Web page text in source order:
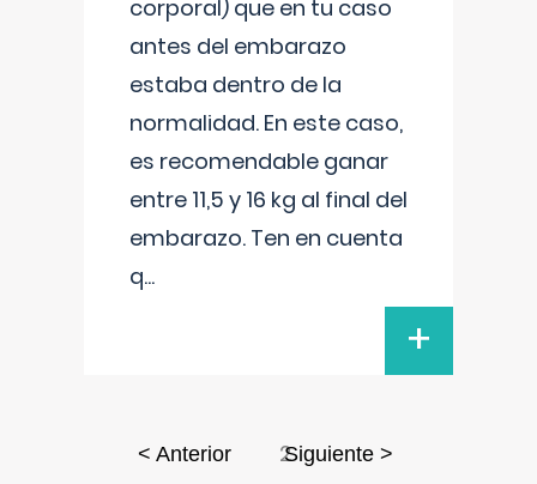
corporal) que en tu caso
antes del embarazo
estaba dentro de la
normalidad. En este caso,
es recomendable ganar
entre 11,5 y 16 kg al final del
embarazo. Ten en cuenta
q...
+
< Anterior 2Siguiente >